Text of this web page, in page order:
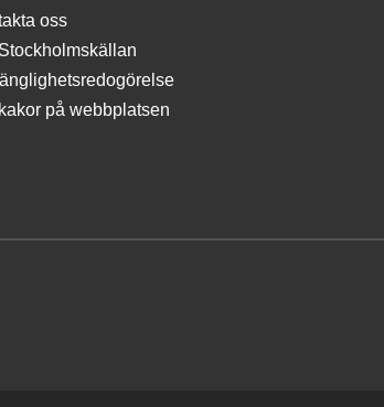
oss
på webbplatsen